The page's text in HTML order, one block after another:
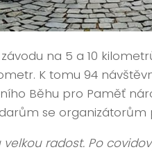
na 5 a 10
K tomu 94
Běhu pro Paměť
se organizátorům
velkou radost. Po